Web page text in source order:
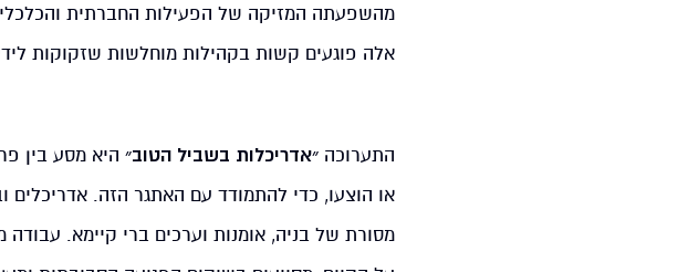
מהשפעתה המזיקה של הפעילות החברתית
אלה פוגעים קשות בקהילות מוחלשות שזקוקות
התערוכה״אדריכלות בשביל הטוב״ היא מסע בין
או הוצעו, כדי להתמודד עם האתגר הזה. אדריכלים
מסורת של בניה, אומנות וערכים ברי קיימא.